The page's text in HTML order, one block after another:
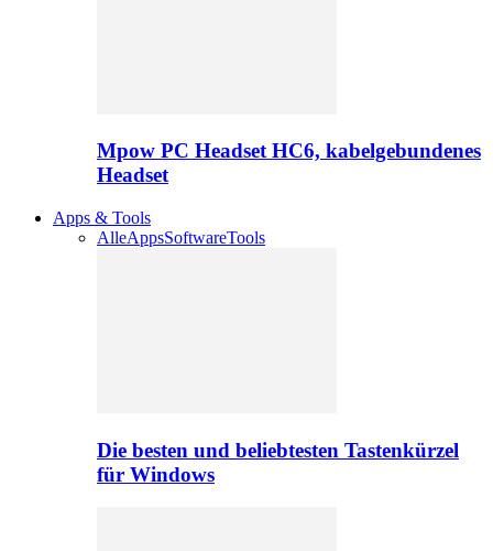
Mpow PC Headset HC6, kabelgebundenes
Headset
Apps & Tools
AlleAppsSoftwareTools
Die besten und beliebtesten Tastenkürzel
für Windows